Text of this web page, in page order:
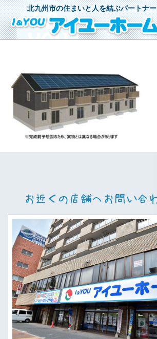
北九州市の住まいと人を結ぶパートナー